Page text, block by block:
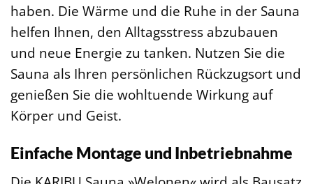
haben. Die Wärme und die Ruhe in der Sauna
helfen Ihnen, den Alltagsstress abzubauen
und neue Energie zu tanken. Nutzen Sie die
Sauna als Ihren persönlichen Rückzugsort und
genießen Sie die wohltuende Wirkung auf
Körper und Geist.
Einfache Montage und Inbetriebnahme